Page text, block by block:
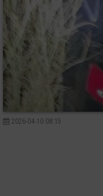
2026-04-10 08:15